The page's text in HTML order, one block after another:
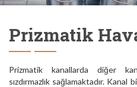
Prizmatik
Prizmatik kanallarda diğer
sızdırmazlık sağlamaktadır. Kanal